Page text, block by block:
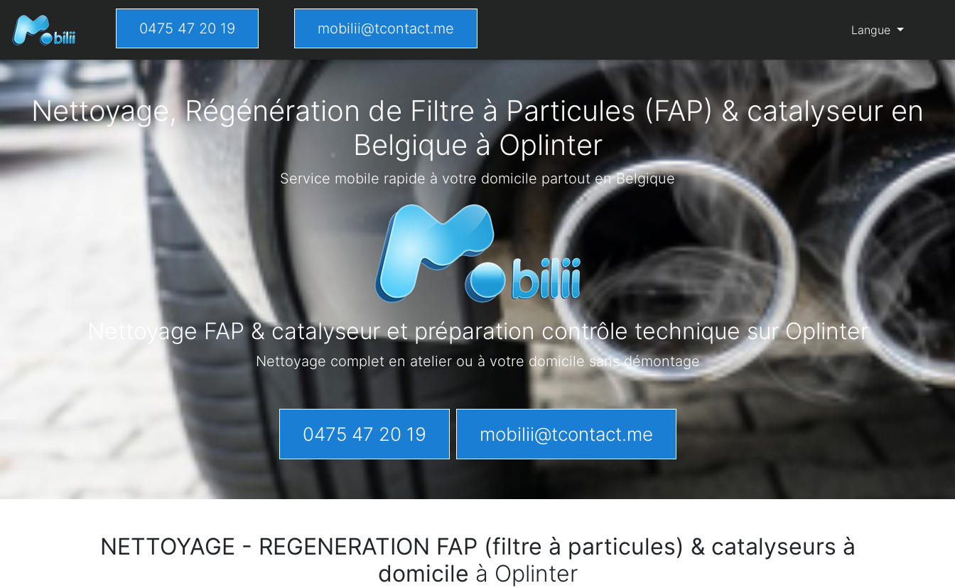
0475 47 20 19 mobilii@tcontact.me Langue
Nettoyage, Régénération de Filtre à Particules (FAP) & catalyseur en
Belgique à Oplinter
Service mobile rapide à votre domicile partout en Belgique
Nettoyage FAP & catalyseur et préparation contrôle technique sur Oplinter
Nettoyage complet en atelier ou à votre domicile sans démontage
0475 47 20 19 mobilii@tcontact.me
NETTOYAGE - REGENERATION FAP (filtre à particules) & catalyseurs à
domicile à Oplinter